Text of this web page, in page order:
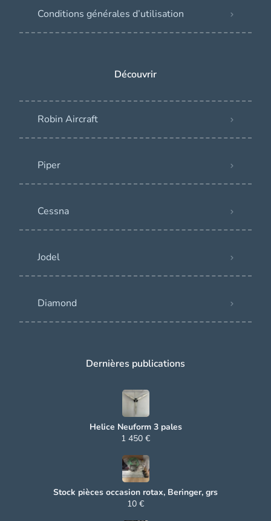
Conditions générales d’utilisation
Découvrir
Robin Aircraft
Piper
Cessna
Jodel
Diamond
Dernières publications
Helice Neuform 3 pales
1 450 €
Stock pièces occasion rotax, Beringer, grs
10 €